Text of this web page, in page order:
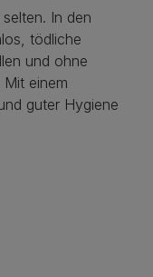
In den
tödliche
und ohne
einem
guter Hygiene